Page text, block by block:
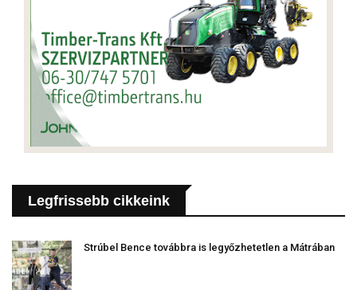
Legfrissebb cikkeink
Strúbel Bence továbbra is legyőzhetetlen a Mátrában